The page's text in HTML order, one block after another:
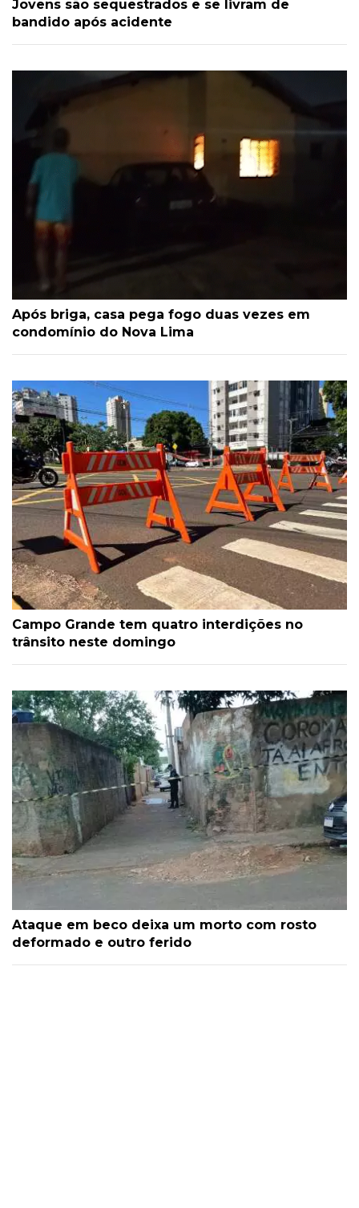
Jovens são sequestrados e se livram de
bandido após acidente
Após briga, casa pega fogo duas vezes em
condomínio do Nova Lima
Campo Grande tem quatro interdições no
trânsito neste domingo
Ataque em beco deixa um morto com rosto
deformado e outro ferido